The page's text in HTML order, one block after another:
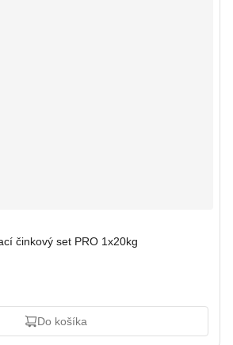
činkový set PRO 1x20kg
Do košíka